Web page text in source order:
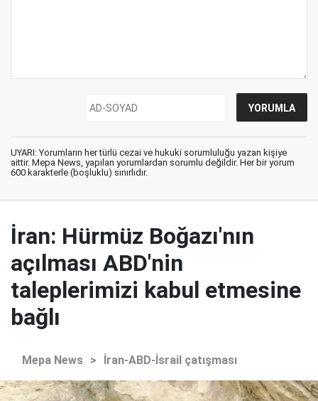
UYARI: Yorumların her türlü cezai ve hukuki sorumluluğu yazan kişiye
aittir. Mepa News, yapılan yorumlardan sorumlu değildir. Her bir yorum
600 karakterle (boşluklu) sınırlıdır.
İran: Hürmüz Boğazı'nın
açılması ABD'nin
taleplerimizi kabul etmesine
bağlı
Mepa News > İran-ABD-İsrail çatışması